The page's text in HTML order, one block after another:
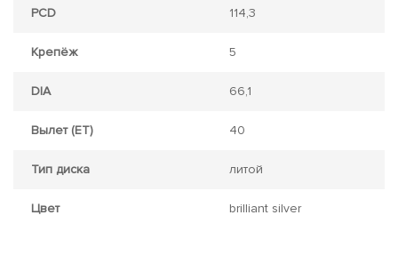
PCD 114,3
Крепёж 5
DIA 66,1
Вылет (ET) 40
Тип диска литой
Цвет brilliant silver